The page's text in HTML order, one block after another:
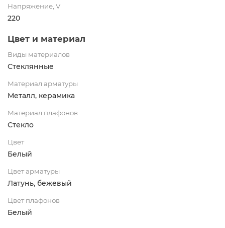
Напряжение, V
220
Цвет и материал
Виды материалов
Стеклянные
Материал арматуры
Металл, керамика
Материал плафонов
Стекло
Цвет
Белый
Цвет арматуры
Латунь, бежевый
Цвет плафонов
Белый